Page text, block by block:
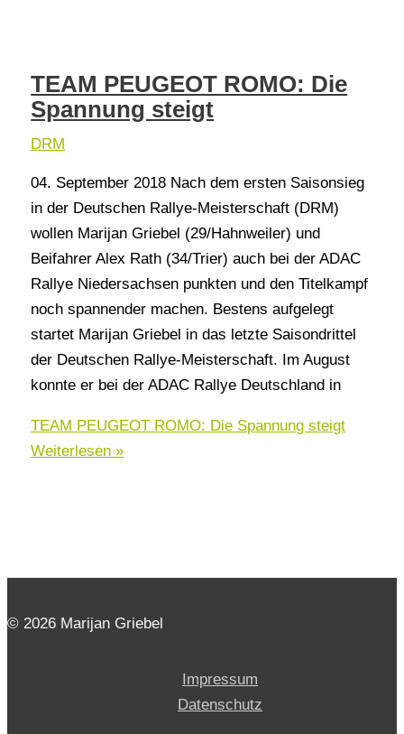
TEAM PEUGEOT ROMO: Die
Spannung steigt
DRM
04. September 2018 Nach dem ersten Saisonsieg
in der Deutschen Rallye-Meisterschaft (DRM)
wollen Marijan Griebel (29/Hahnweiler) und
Beifahrer Alex Rath (34/Trier) auch bei der ADAC
Rallye Niedersachsen punkten und den Titelkampf
noch spannender machen. Bestens aufgelegt
startet Marijan Griebel in das letzte Saisondrittel
der Deutschen Rallye-Meisterschaft. Im August
konnte er bei der ADAC Rallye Deutschland in
TEAM PEUGEOT ROMO: Die Spannung steigt
Weiterlesen »
© 2026 Marijan Griebel
Impressum
Datenschutz